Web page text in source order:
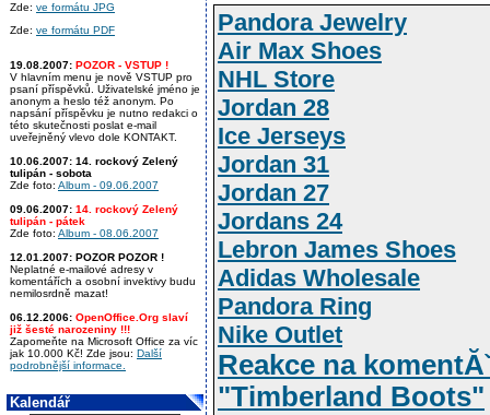
Zde: ve formátu JPG
Zde: ve formátu PDF
19.08.2007: POZOR - VSTUP !
V hlavním menu je nově VSTUP pro
psaní příspěvků. Uživatelské jméno je
anonym a heslo též anonym. Po
napsání příspěvku je nutno redakci o
této skutečnosti poslat e-mail
uveřejněný vlevo dole KONTAKT.
10.06.2007: 14. rockový Zelený
tulipán - sobota
Zde foto: Album - 09.06.2007
09.06.2007: 14. rockový Zelený
tulipán - pátek
Zde foto: Album - 08.06.2007
12.01.2007: POZOR POZOR !
Neplatné e-mailové adresy v
komentářích a osobní invektivy budu
nemilosrdně mazat!
06.12.2006: OpenOffice.Org slaví
již šesté narozeniny !!!
Zapomeňte na Microsoft Office za víc
jak 10.000 Kč! Zde jsou: Další
podrobnější informace.
Kalendář
Pandora Jewelry
Air Max Shoes
NHL Store
Jordan 28
Ice Jerseys
Jordan 31
Jordan 27
Jordans 24
Lebron James Shoes
Adidas Wholesale
Pandora Ring
Nike Outlet
Reakce na
"Timberland Boots"